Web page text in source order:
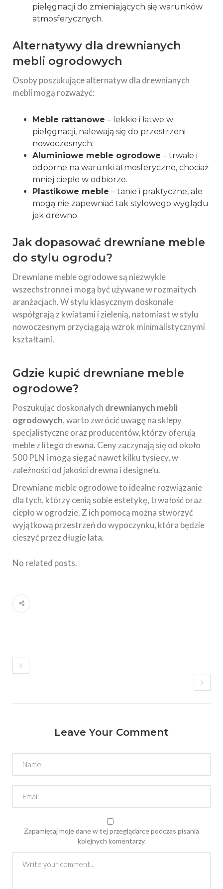
pielęgnacji do zmieniających się warunków
atmosferycznych.
Alternatywy dla drewnianych
mebli ogrodowych
Osoby poszukujące alternatyw dla drewnianych
mebli mogą rozważyć:
Meble rattanowe – lekkie i łatwe w
pielęgnacji, nalewają się do przestrzeni
nowoczesnych.
Aluminiowe meble ogrodowe – trwałe i
odporne na warunki atmosferyczne, chociaż
mniej ciepłe w odbiorze.
Plastikowe meble – tanie i praktyczne, ale
mogą nie zapewniać tak stylowego wyglądu
jak drewno.
Jak dopasować drewniane meble
do stylu ogrodu?
Drewniane meble ogrodowe są niezwykle
wszechstronne i mogą być używane w rozmaitych
aranżacjach. W stylu klasycznym doskonale
współgrają z kwiatami i zielenią, natomiast w stylu
nowoczesnym przyciągają wzrok minimalistycznymi
kształtami.
Gdzie kupić drewniane meble
ogrodowe?
Poszukując doskonałych drewnianych mebli
ogrodowych, warto zwrócić uwagę na sklepy
specjalistyczne oraz producentów, którzy oferują
meble z litego drewna. Ceny zaczynają się od około
500 PLN i mogą sięgać nawet kilku tysięcy, w
zależności od jakości drewna i designe’u.
Drewniane meble ogrodowe to idealne rozwiązanie
dla tych, którzy cenią sobie estetykę, trwałość oraz
ciepło w ogrodzie. Z ich pomocą można stworzyć
wyjątkową przestrzeń do wypoczynku, która będzie
cieszyć przez długie lata.
No related posts.
Leave Your Comment
Zapamiętaj moje dane w tej przeglądarce podczas pisania
kolejnych komentarzy.